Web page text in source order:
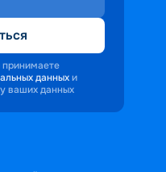
данных и
ваших данных